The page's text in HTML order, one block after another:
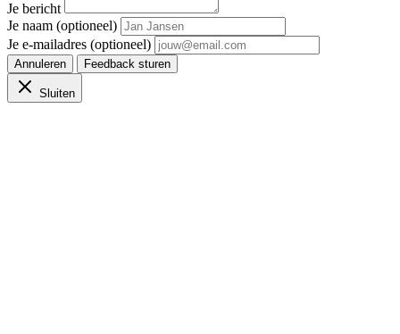
Je bericht
Je naam (optioneel)
Je e-mailadres (optioneel)
Annuleren Feedback sturen
Sluiten